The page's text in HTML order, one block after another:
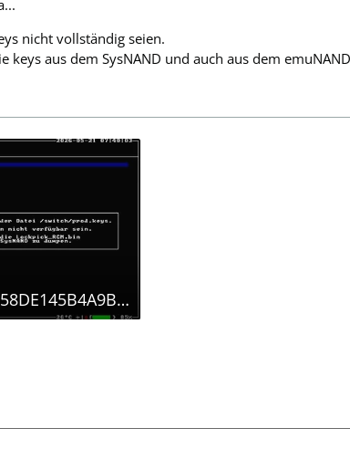
nicht vollständig seien.
keys aus dem SysNAND und auch aus dem
2026052107400300-9B58DE145B4A9B8A7451479606CF81B9.jpg